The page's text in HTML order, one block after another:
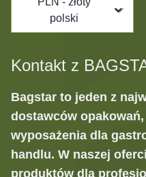
polski
Kontakt z
Bagstar to jeden z
dostawców
wyposażenia dla
handlu. W naszej
produktów dla